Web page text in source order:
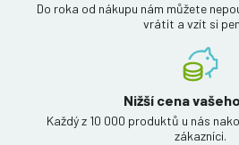
Do roka od nákupu nám můžete
vrátit a vzít si
Nižší cena
Každý z 10 000 produktů u nás
zákazníci.